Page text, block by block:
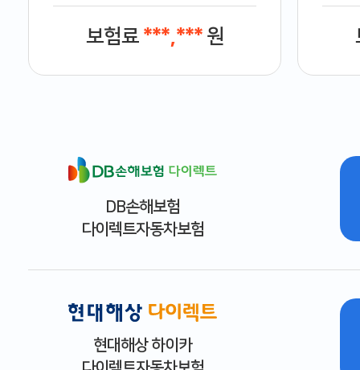
보험료 ***,***원
DB손해보험
다이렉트자동차보험
현대해상 하이카